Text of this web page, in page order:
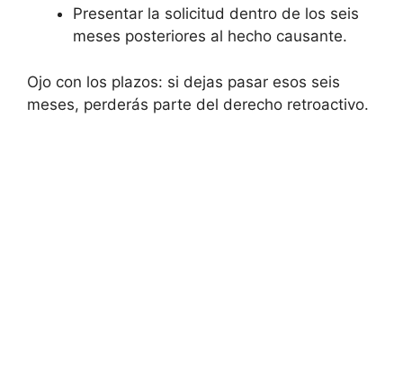
Presentar la solicitud dentro de los seis
meses posteriores al hecho causante.
Ojo con los plazos: si dejas pasar esos seis
meses, perderás parte del derecho retroactivo.